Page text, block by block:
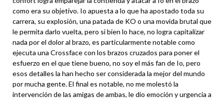
como era su objetivo. Io apuesta a lo que ha apostado toda su
carrera, su explosión, una patada de KO o una movida brutal que
le permita darlo vuelta, pero si bien lo hace, no logra capitalizar
nada por el dolor al brazo, es particularmente notable como
ejecuta una Crossface con los brazos cruzados para poner el
esfuerzo en el que tiene bueno, no soy el más fan de Io, pero
esos detalles la han hecho ser considerada la mejor del mundo
por mucha gente. El final es notable, no me molestó la
intervención de las amigas de ambas, le dio emoción y urgencia a